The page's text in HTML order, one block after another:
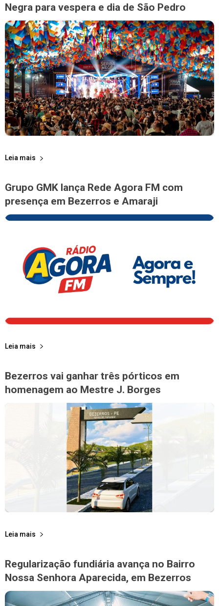
Negra para vespera e dia de São Pedro
Leia mais
Grupo GMK lança Rede Agora FM com
presença em Bezerros e Amaraji
Leia mais
Bezerros vai ganhar três pórticos em
homenagem ao Mestre J. Borges
Leia mais
Regularização fundiária avança no Bairro
Nossa Senhora Aparecida, em Bezerros